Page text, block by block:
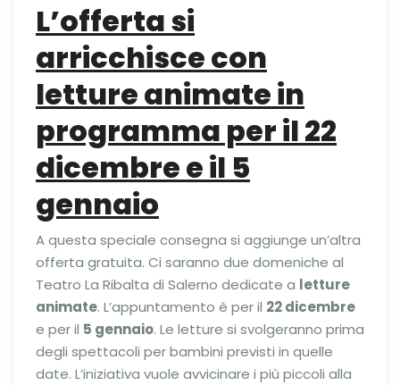
L’offerta si
arricchisce con
letture animate in
programma per il 22
dicembre e il 5
gennaio
A questa speciale consegna si aggiunge un’altra
offerta gratuita. Ci saranno due domeniche al
Teatro La Ribalta di Salerno dedicate a letture
animate. L’appuntamento è per il 22 dicembre
e per il 5 gennaio. Le letture si svolgeranno prima
degli spettacoli per bambini previsti in quelle
date. L’iniziativa vuole avvicinare i più piccoli alla